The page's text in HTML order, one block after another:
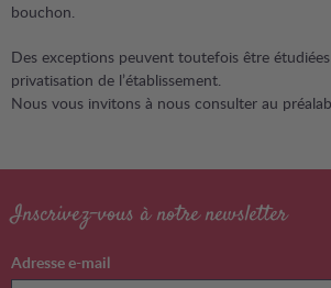
bouchon.
Des exceptions peuvent toutefois être
privatisation de l’établissement.
Nous vous invitons à nous consulter au
Inscrivez-vous à notre newsletter
Adresse e-mail